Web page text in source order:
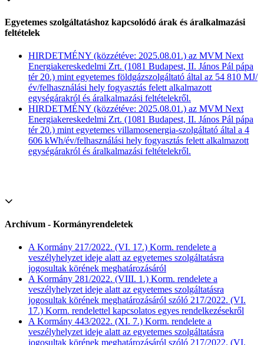
Egyetemes szolgáltatáshoz kapcsolódó árak és áralkalmazási
feltételek
HIRDETMÉNY (közzétéve: 2025.08.01.) az MVM Next
Energiakereskedelmi Zrt. (1081 Budapest, II. János Pál pápa
tér 20.) mint egyetemes földgázszolgáltató által az 54 810 MJ/
év/felhasználási hely fogyasztás felett alkalmazott
egységárakról és áralkalmazási feltételekről.
HIRDETMÉNY (közzétéve: 2025.08.01.) az MVM Next
Energiakereskedelmi Zrt. (1081 Budapest, II. János Pál pápa
tér 20.) mint egyetemes villamosenergia-szolgáltató által a 4
606 kWh/év/felhasználási hely fogyasztás felett alkalmazott
egységárakról és áralkalmazási feltételekről.
Archívum - Kormányrendeletek
A Kormány 217/2022. (VI. 17.) Korm. rendelete a
veszélyhelyzet ideje alatt az egyetemes szolgáltatásra
jogosultak körének meghatározásáról
A Kormány 281/2022. (VIII. 1.) Korm. rendelete a
veszélyhelyzet ideje alatt az egyetemes szolgáltatásra
jogosultak körének meghatározásáról szóló 217/2022. (VI.
17.) Korm. rendelettel kapcsolatos egyes rendelkezésekről
A Kormány 443/2022. (XI. 7.) Korm. rendelete a
veszélyhelyzet ideje alatt az egyetemes szolgáltatásra
jogosultak körének meghatározásáról szóló 217/2022. (VI.